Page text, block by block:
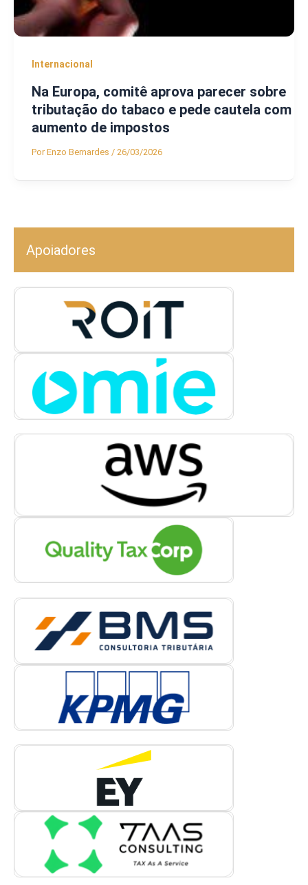
Internacional
Na Europa, comitê aprova parecer sobre
tributação do tabaco e pede cautela com
aumento de impostos
PorEnzo Bernardes / 26/03/2026
Apoiadores